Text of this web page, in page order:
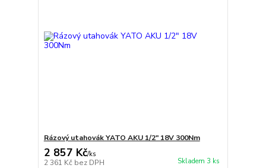
Rázový utahovák YATO AKU 1/2" 18V 300Nm
2 857 Kč/ks
2 361 Kč bez DPH Skladem 3 ks